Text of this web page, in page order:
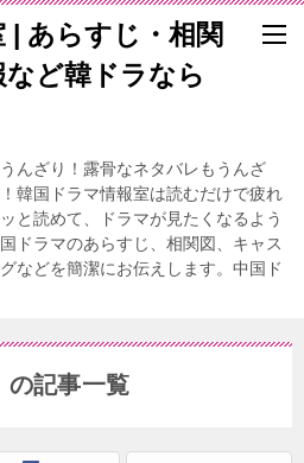
| あらすじ・相関
ど韓ドラなら
んざり！露骨なネタバレもうんざ
韓国ドラマ情報室は読むだけで疲れ
と読めて、ドラマが見たくなるよう
ドラマのあらすじ、相関図、キャス
などを簡潔にお伝えします。中国ド
の記事一覧